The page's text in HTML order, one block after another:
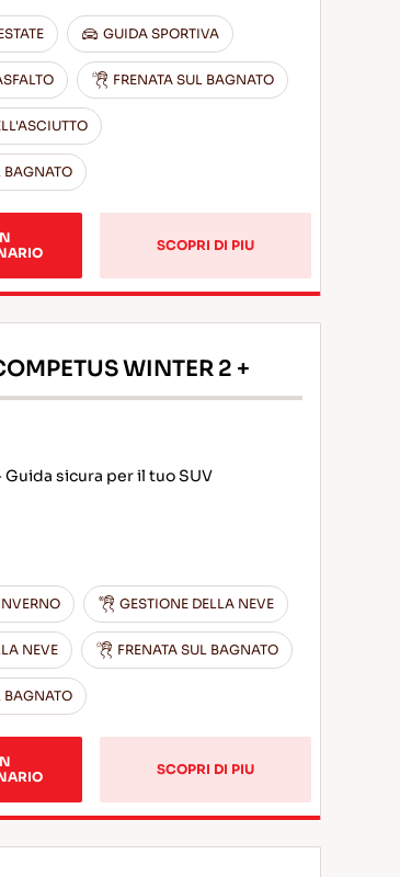
GUIDA SPORTIVA
FRENATA SUL BAGNATO
BAGNATO
SCOPRI DI PIU
WINTER 2 +
sicura per il tuo SUV
GESTIONE DELLA NEVE
NEVE FRENATA SUL BAGNATO
BAGNATO
SCOPRI DI PIU